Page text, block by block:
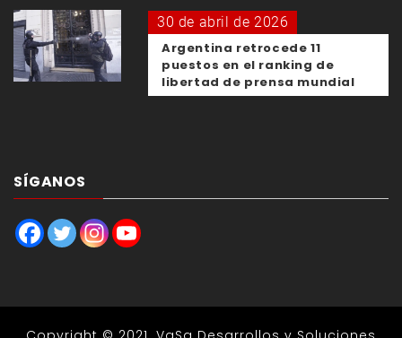
30 de abril de 2026
Argentina retrocede 11
puestos en el ranking de
libertad de prensa mundial
SÍGANOS